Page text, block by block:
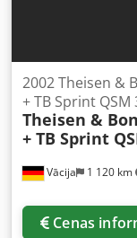
Vācija 1 120 km
2002 Theisen &
+ TB Sprint QSM
Theisen &
+ TB Sprint
Cenas